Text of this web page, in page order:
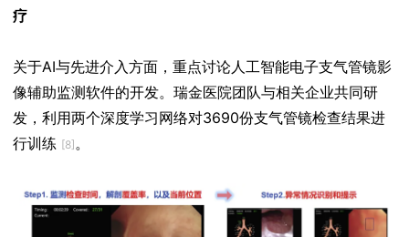
疗
关于AI与先进介入方面，重点讨论人工智能电子支气管镜影
像辅助监测软件的开发。瑞金医院团队与相关企业共同研
发，利用两个深度学习网络对3690份支气管镜检查结果进
行训练 [8] 。